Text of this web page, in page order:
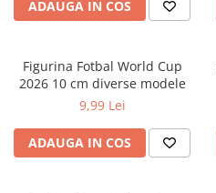
ADAUGA IN COS
Figurina Fotbal World Cup
2026 10 cm diverse modele
9,99 Lei
ADAUGA IN COS